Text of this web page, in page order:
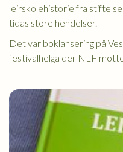
leirskolehistorie fra
tidas store hendelser.
Det var boklansering på
festivalhelga der NLF